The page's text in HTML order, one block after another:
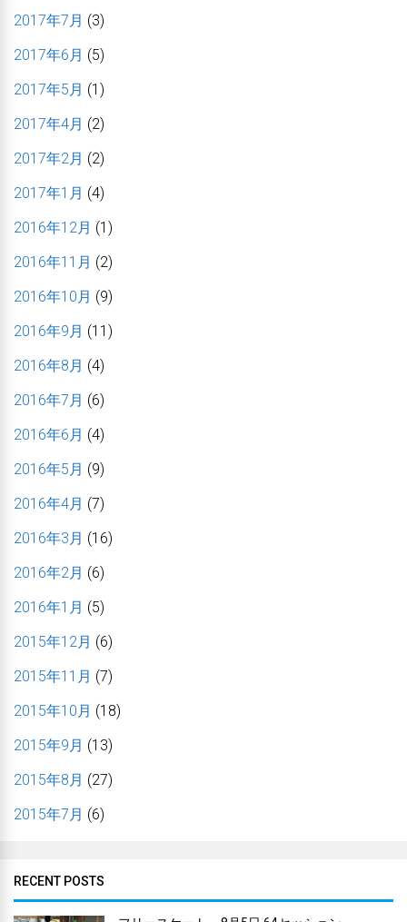
2017年7月 (3)
2017年6月 (5)
2017年5月 (1)
2017年4月 (2)
2017年2月 (2)
2017年1月 (4)
2016年12月 (1)
2016年11月 (2)
2016年10月 (9)
2016年9月 (11)
2016年8月 (4)
2016年7月 (6)
2016年6月 (4)
2016年5月 (9)
2016年4月 (7)
2016年3月 (16)
2016年2月 (6)
2016年1月 (5)
2015年12月 (6)
2015年11月 (7)
2015年10月 (18)
2015年9月 (13)
2015年8月 (27)
2015年7月 (6)
RECENT POSTS